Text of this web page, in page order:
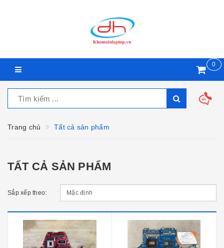
0
Trang chủ Tất cả sản phẩm
TẤT CẢ SẢN PHẨM
Sắp xếp theo: